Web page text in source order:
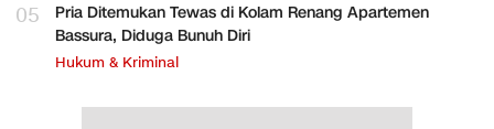
05
Pria Ditemukan Tewas di Kolam Renang Apartemen
Bassura, Diduga Bunuh Diri
Hukum & Kriminal